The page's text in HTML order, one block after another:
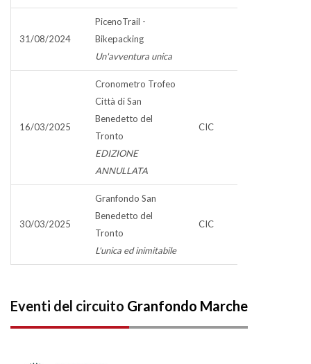
31/08/2024
PicenoTrail -
Bikepacking
Un'avventura unica
16/03/2025
Cronometro Trofeo
Città di San
Benedetto del
Tronto
EDIZIONE
ANNULLATA
CIC
30/03/2025
Granfondo San
Benedetto del
Tronto
L'unica ed inimitabile
CIC
Eventi del circuito Granfondo Marche